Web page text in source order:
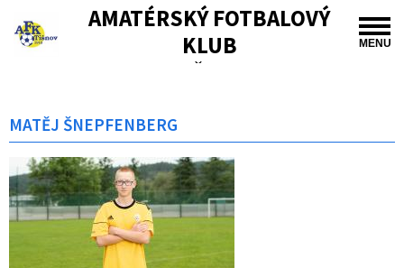
MENU
AMATÉRSKÝ FOTBALOVÝ
KLUB
TIŠNOV
MATĚJ ŠNEPFENBERG